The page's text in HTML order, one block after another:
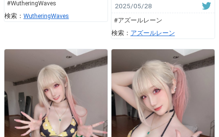
#WutheringWaves
検索： WutheringWaves
2025/05/28
#アズールレーン
検索： アズールレーン